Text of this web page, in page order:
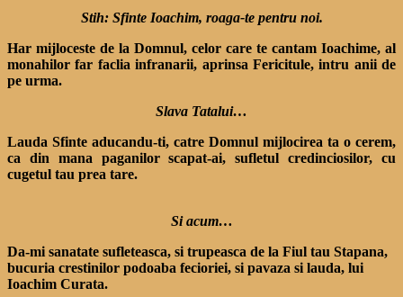
Stih: Sfinte Ioachim, roaga-te pentru noi.
Har mijloceste de la Domnul, celor care te cantam Ioachime, al
monahilor far faclia infranarii, aprinsa Fericitule, intru anii de
pe urma.
Slava Tatalui…
Lauda Sfinte aducandu-ti, catre Domnul mijlocirea ta o cerem,
ca din mana paganilor scapat-ai, sufletul credinciosilor, cu
cugetul tau prea tare.
Si acum…
Da-mi sanatate sufleteasca, si trupeasca de la Fiul tau Stapana,
bucuria crestinilor podoaba fecioriei, si pavaza si lauda, lui
Ioachim Curata.